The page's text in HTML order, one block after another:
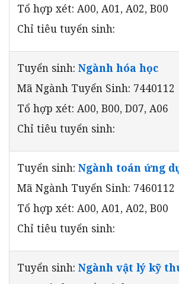
Tổ hợp xét: A00, A01, A02, B00
Chỉ tiêu tuyển sinh:
Tuyển sinh: Ngành hóa học
Mã Ngành Tuyển Sinh: 7440112
Tổ hợp xét: A00, B00, D07, A06
Chỉ tiêu tuyển sinh:
Tuyển sinh: Ngành toán ứng
Mã Ngành Tuyển Sinh: 7460112
Tổ hợp xét: A00, A01, A02, B00
Chỉ tiêu tuyển sinh:
Tuyển sinh: Ngành vật lý kỹ